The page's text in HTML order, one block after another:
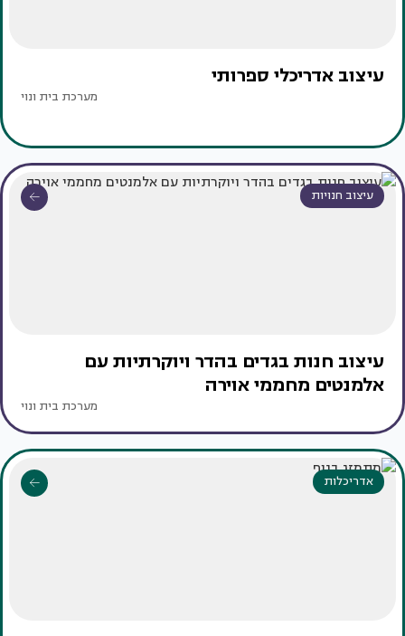
עיצוב אדריכלי ספרותי
מערכת בית ונוי
עיצוב חנויות
עיצוב חנות בגדים בהדר ויוקרתיות עם
אלמנטים מחממי אוירה
מערכת בית ונוי
אדריכלות